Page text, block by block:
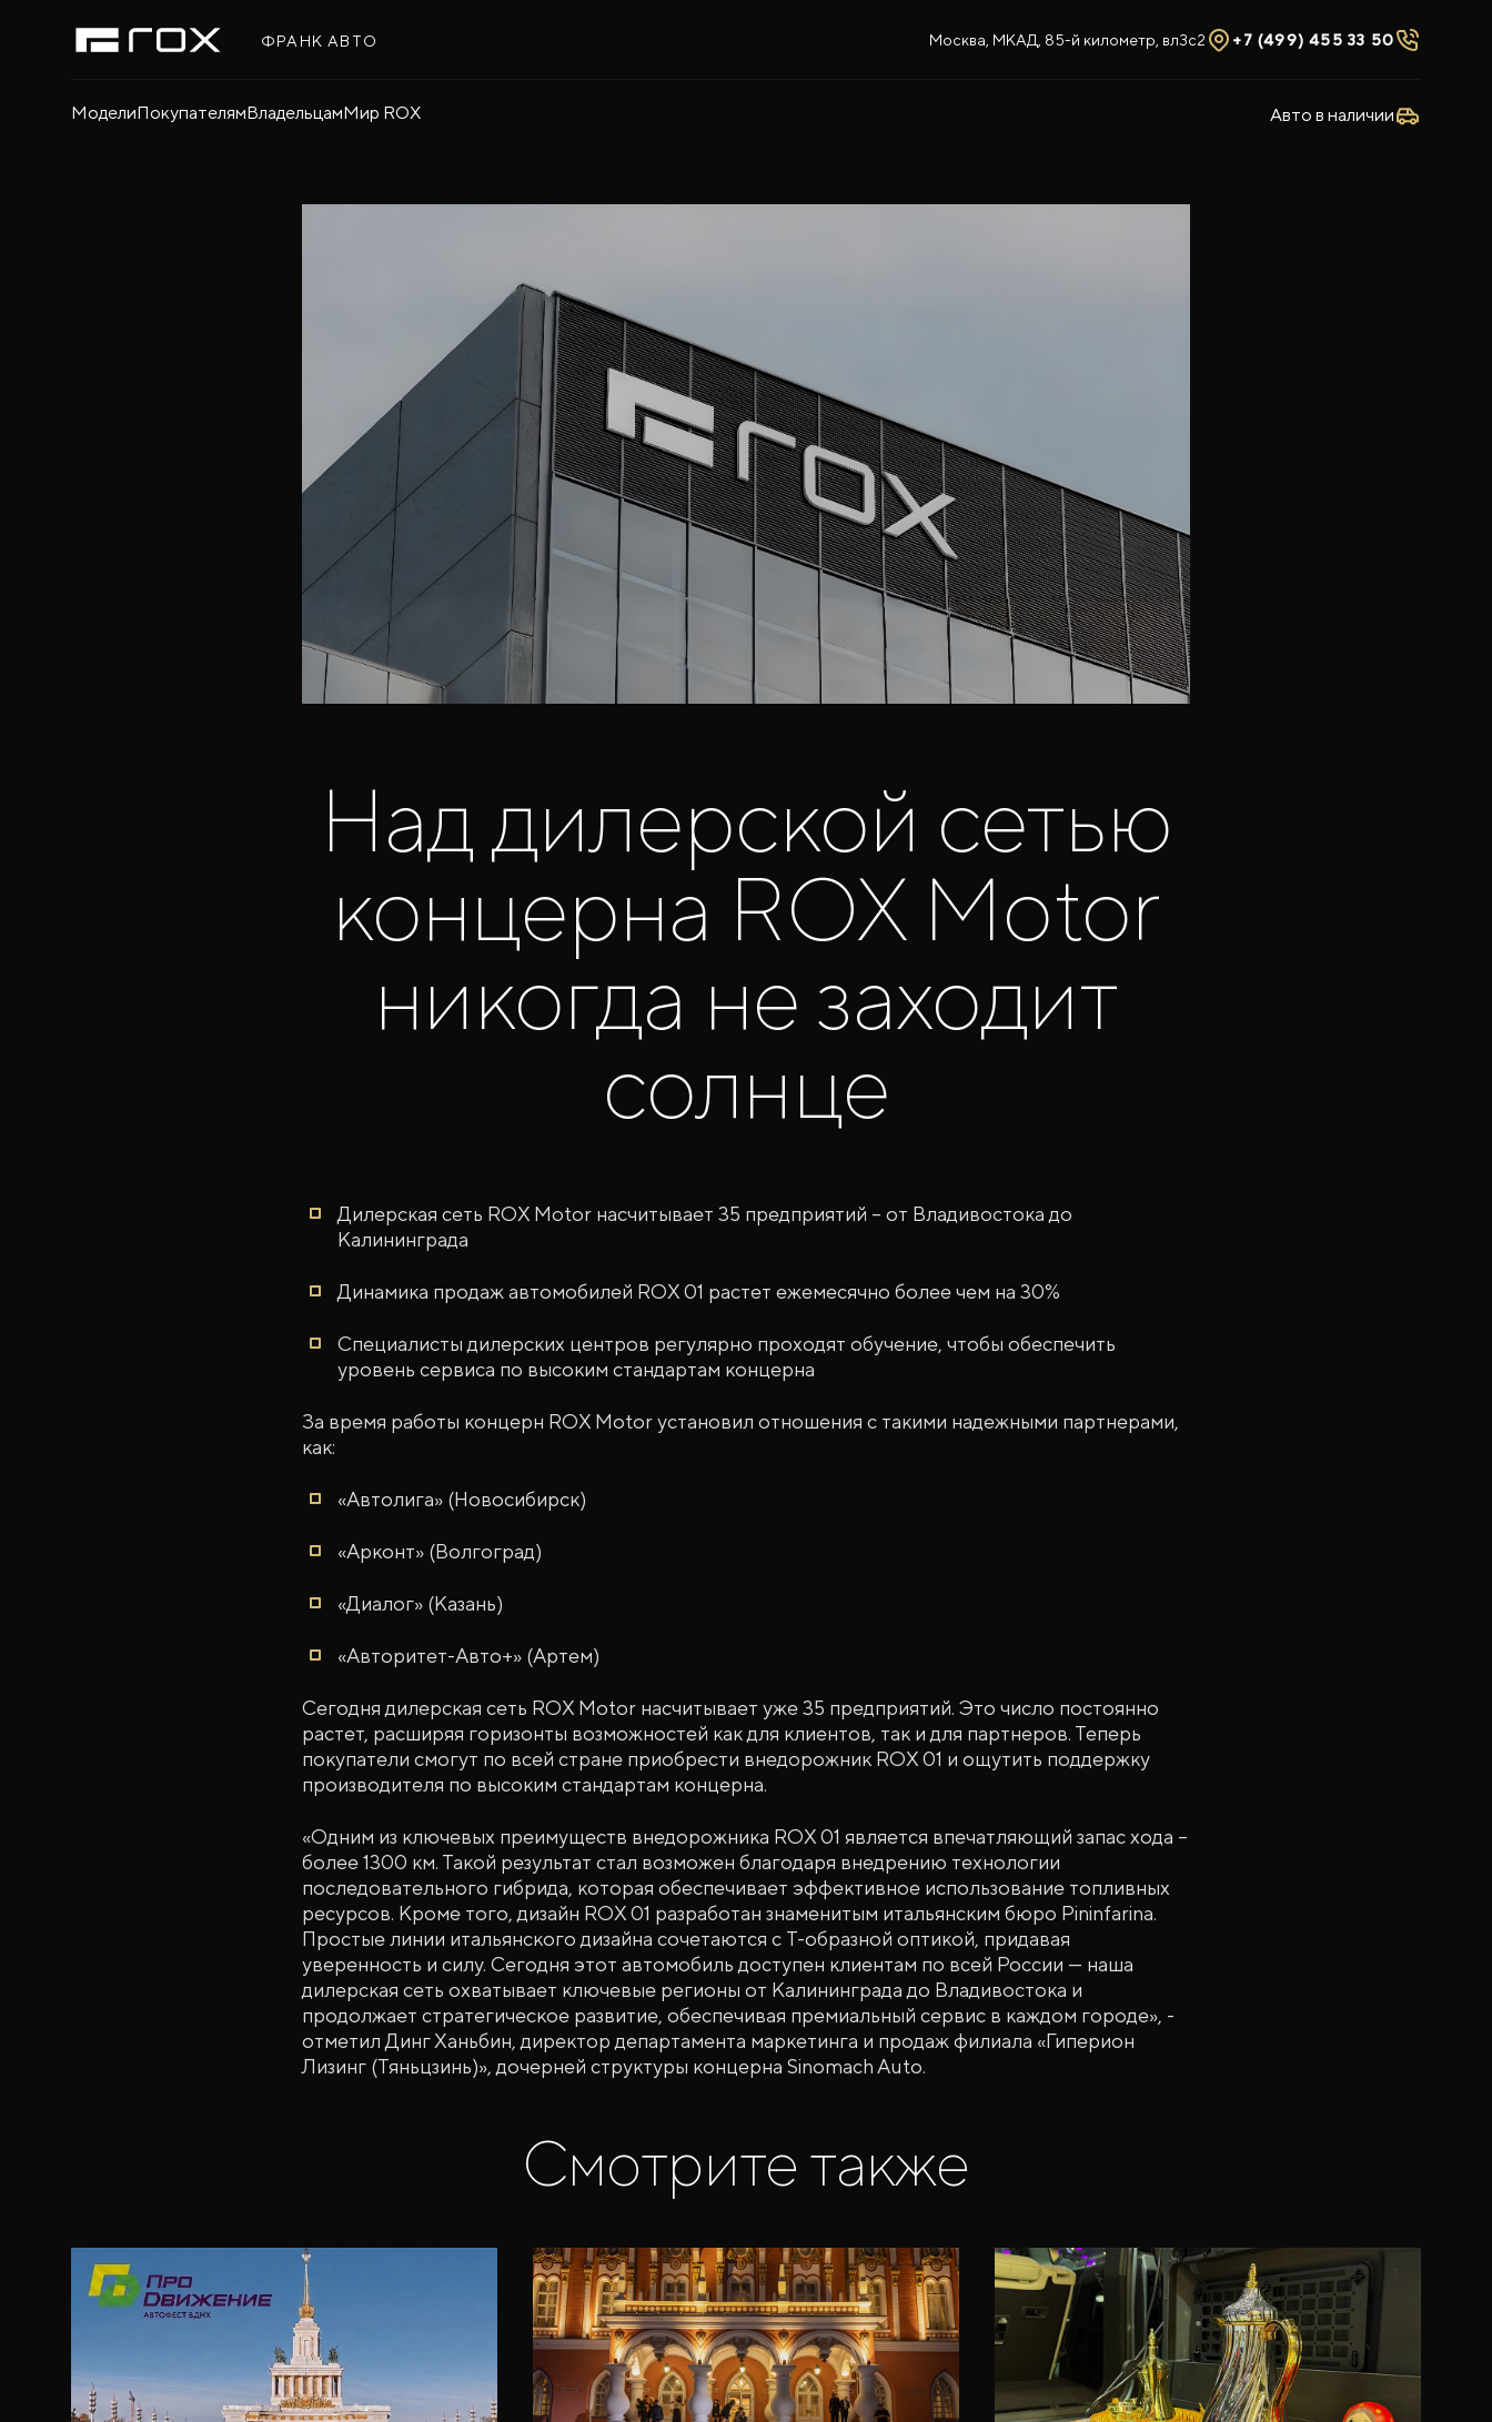
ФРАНК АВТО Москва, МКАД, 85-й километр, вл3с2 +7 (499) 455 33 50
МоделиПокупателямВладельцамМир ROX Авто в наличии
Над дилерской сетью
концерна ROX Motor
никогда не заходит
солнце
Дилерская сеть ROX Motor насчитывает 35 предприятий – от Владивостока до
Калининграда
Динамика продаж автомобилей ROX 01 растет ежемесячно более чем на 30%
Специалисты дилерских центров регулярно проходят обучение, чтобы обеспечить
уровень сервиса по высоким стандартам концерна
За время работы концерн ROX Motor установил отношения с такими надежными партнерами,
как:
«Автолига» (Новосибирск)
«Арконт» (Волгоград)
«Диалог» (Казань)
«Авторитет-Авто+» (Артем)
Сегодня дилерская сеть ROX Motor насчитывает уже 35 предприятий. Это число постоянно
растет, расширяя горизонты возможностей как для клиентов, так и для партнеров. Теперь
покупатели смогут по всей стране приобрести внедорожник ROX 01 и ощутить поддержку
производителя по высоким стандартам концерна.
«Одним из ключевых преимуществ внедорожника ROX 01 является впечатляющий запас хода –
более 1300 км. Такой результат стал возможен благодаря внедрению технологии
последовательного гибрида, которая обеспечивает эффективное использование топливных
ресурсов. Кроме того, дизайн ROX 01 разработан знаменитым итальянским бюро Pininfarina.
Простые линии итальянского дизайна сочетаются с T-образной оптикой, придавая
уверенность и силу. Сегодня этот автомобиль доступен клиентам по всей России — наша
дилерская сеть охватывает ключевые регионы от Калининграда до Владивостока и
продолжает стратегическое развитие, обеспечивая премиальный сервис в каждом городе», -
отметил Динг Ханьбин, директор департамента маркетинга и продаж филиала «Гиперион
Лизинг (Тяньцзинь)», дочерней структуры концерна Sinomach Auto.
Смотрите также